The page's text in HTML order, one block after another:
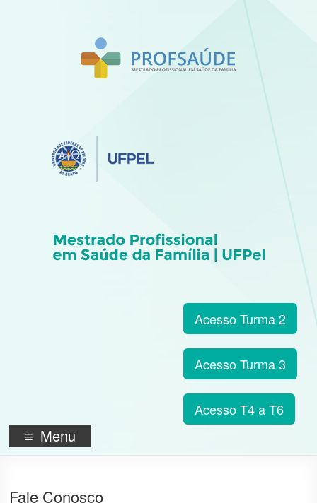
Acesso Turma 2
Acesso Turma 3
Acesso T4 a T6
Menu
Fale Conosco